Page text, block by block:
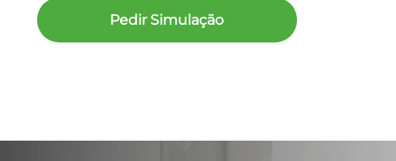
Pedir Simulação